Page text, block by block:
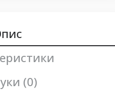
(0)